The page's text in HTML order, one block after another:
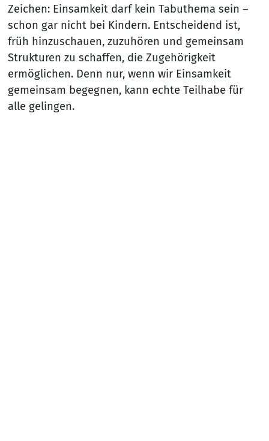
Zeichen: Einsamkeit darf kein Tabuthema sein –
schon gar nicht bei Kindern. Entscheidend ist,
früh hinzuschauen, zuzuhören und gemeinsam
Strukturen zu schaffen, die Zugehörigkeit
ermöglichen. Denn nur, wenn wir Einsamkeit
gemeinsam begegnen, kann echte Teilhabe für
alle gelingen.